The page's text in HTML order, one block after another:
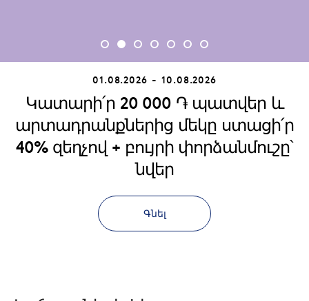
01.08.2026 - 10.08.2026
Կատարի՛ր 20 000 ֏ պատվեր և
արտադրանքներից մեկը ստացի՛ր
40% զեղչով + բույրի փորձանմուշը՝
նվեր
Գնել